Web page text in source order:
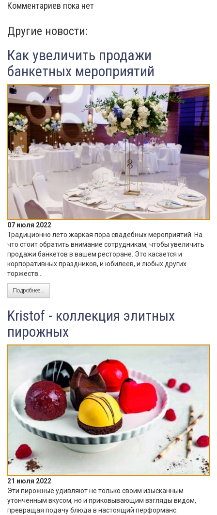
Комментариев пока нет
Другие новости:
Как увеличить продажи
банкетных мероприятий
07 июля 2022
Традиционно лето жаркая пора свадебных мероприятий. На
что стоит обратить внимание сотрудникам, чтобы увеличить
продажи банкетов в вашем ресторане. Это касается и
корпоративных праздников, и юбилеев, и любых других
торжеств...
Подробнее...
Kristof - коллекция элитных
пирожных
21 июля 2022
Эти пирожные удивляют не только своим изысканным
утонченным вкусом, но и приковывающим взгляды видом,
превращая подачу блюда в настоящий перформанс.